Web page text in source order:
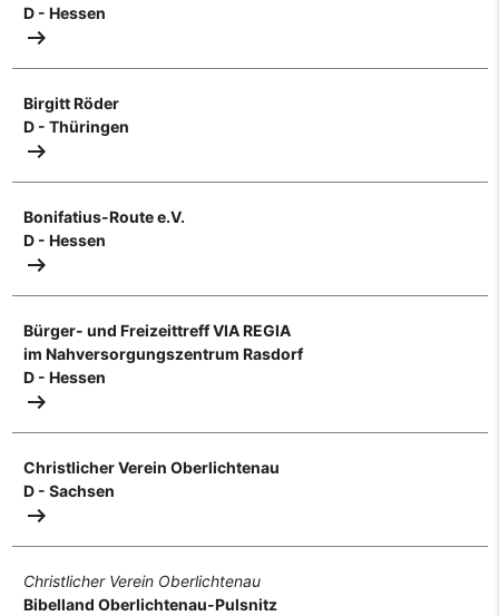
D - Hessen
arrow_right_alt
Birgitt Röder
D - Thüringen
arrow_right_alt
Bonifatius-Route e.V.
D - Hessen
arrow_right_alt
Bürger- und Freizeittreff VIA REGIA
im Nahversorgungszentrum Rasdorf
D - Hessen
arrow_right_alt
Christlicher Verein Oberlichtenau
D - Sachsen
arrow_right_alt
Christlicher Verein Oberlichtenau
Bibelland Oberlichtenau-Pulsnitz